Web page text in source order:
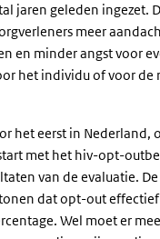
jaren geleden ingezet.
meer
en minder angst voor
het individu of voor
het eerst in Nederland,
met het hiv-opt-
van de evaluatie.
dat opt-out effectief
Wel moet er